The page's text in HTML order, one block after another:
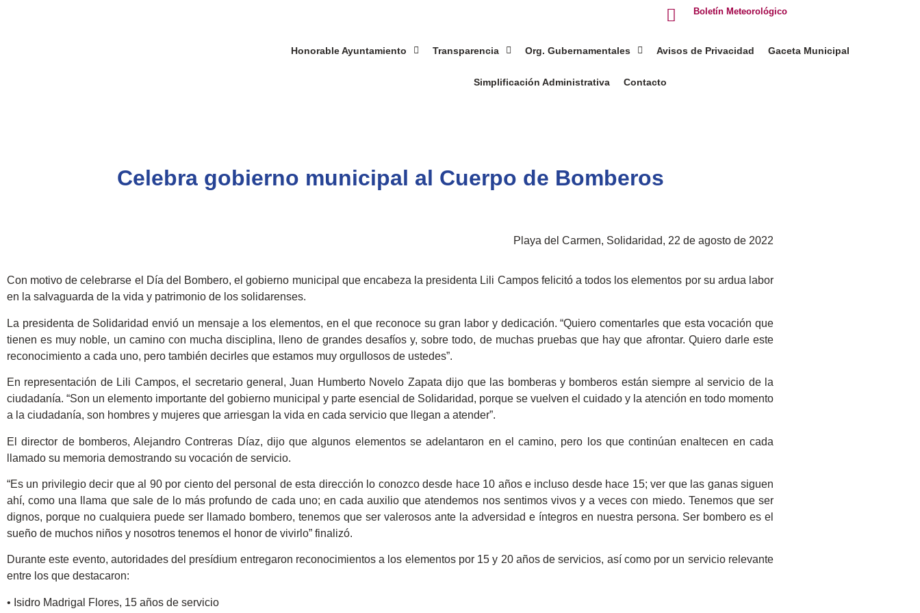
Boletín Meteorológico
Honorable Ayuntamiento Transparencia Org. Gubernamentales Avisos de Privacidad Gaceta Municipal
Simplificación Administrativa Contacto
Celebra gobierno municipal al Cuerpo de Bomberos
Playa del Carmen, Solidaridad, 22 de agosto de 2022
Con motivo de celebrarse el Día del Bombero, el gobierno municipal que encabeza la presidenta Lili Campos felicitó a todos los elementos por su ardua labor
en la salvaguarda de la vida y patrimonio de los solidarenses.
La presidenta de Solidaridad envió un mensaje a los elementos, en el que reconoce su gran labor y dedicación. “Quiero comentarles que esta vocación que
tienen es muy noble, un camino con mucha disciplina, lleno de grandes desafíos y, sobre todo, de muchas pruebas que hay que afrontar. Quiero darle este
reconocimiento a cada uno, pero también decirles que estamos muy orgullosos de ustedes”.
En representación de Lili Campos, el secretario general, Juan Humberto Novelo Zapata dijo que las bomberas y bomberos están siempre al servicio de la
ciudadanía. “Son un elemento importante del gobierno municipal y parte esencial de Solidaridad, porque se vuelven el cuidado y la atención en todo momento
a la ciudadanía, son hombres y mujeres que arriesgan la vida en cada servicio que llegan a atender”.
El director de bomberos, Alejandro Contreras Díaz, dijo que algunos elementos se adelantaron en el camino, pero los que continúan enaltecen en cada
llamado su memoria demostrando su vocación de servicio.
“Es un privilegio decir que al 90 por ciento del personal de esta dirección lo conozco desde hace 10 años e incluso desde hace 15; ver que las ganas siguen
ahí, como una llama que sale de lo más profundo de cada uno; en cada auxilio que atendemos nos sentimos vivos y a veces con miedo. Tenemos que ser
dignos, porque no cualquiera puede ser llamado bombero, tenemos que ser valerosos ante la adversidad e íntegros en nuestra persona. Ser bombero es el
sueño de muchos niños y nosotros tenemos el honor de vivirlo” finalizó.
Durante este evento, autoridades del presídium entregaron reconocimientos a los elementos por 15 y 20 años de servicios, así como por un servicio relevante
entre los que destacaron:
• Isidro Madrigal Flores, 15 años de servicio